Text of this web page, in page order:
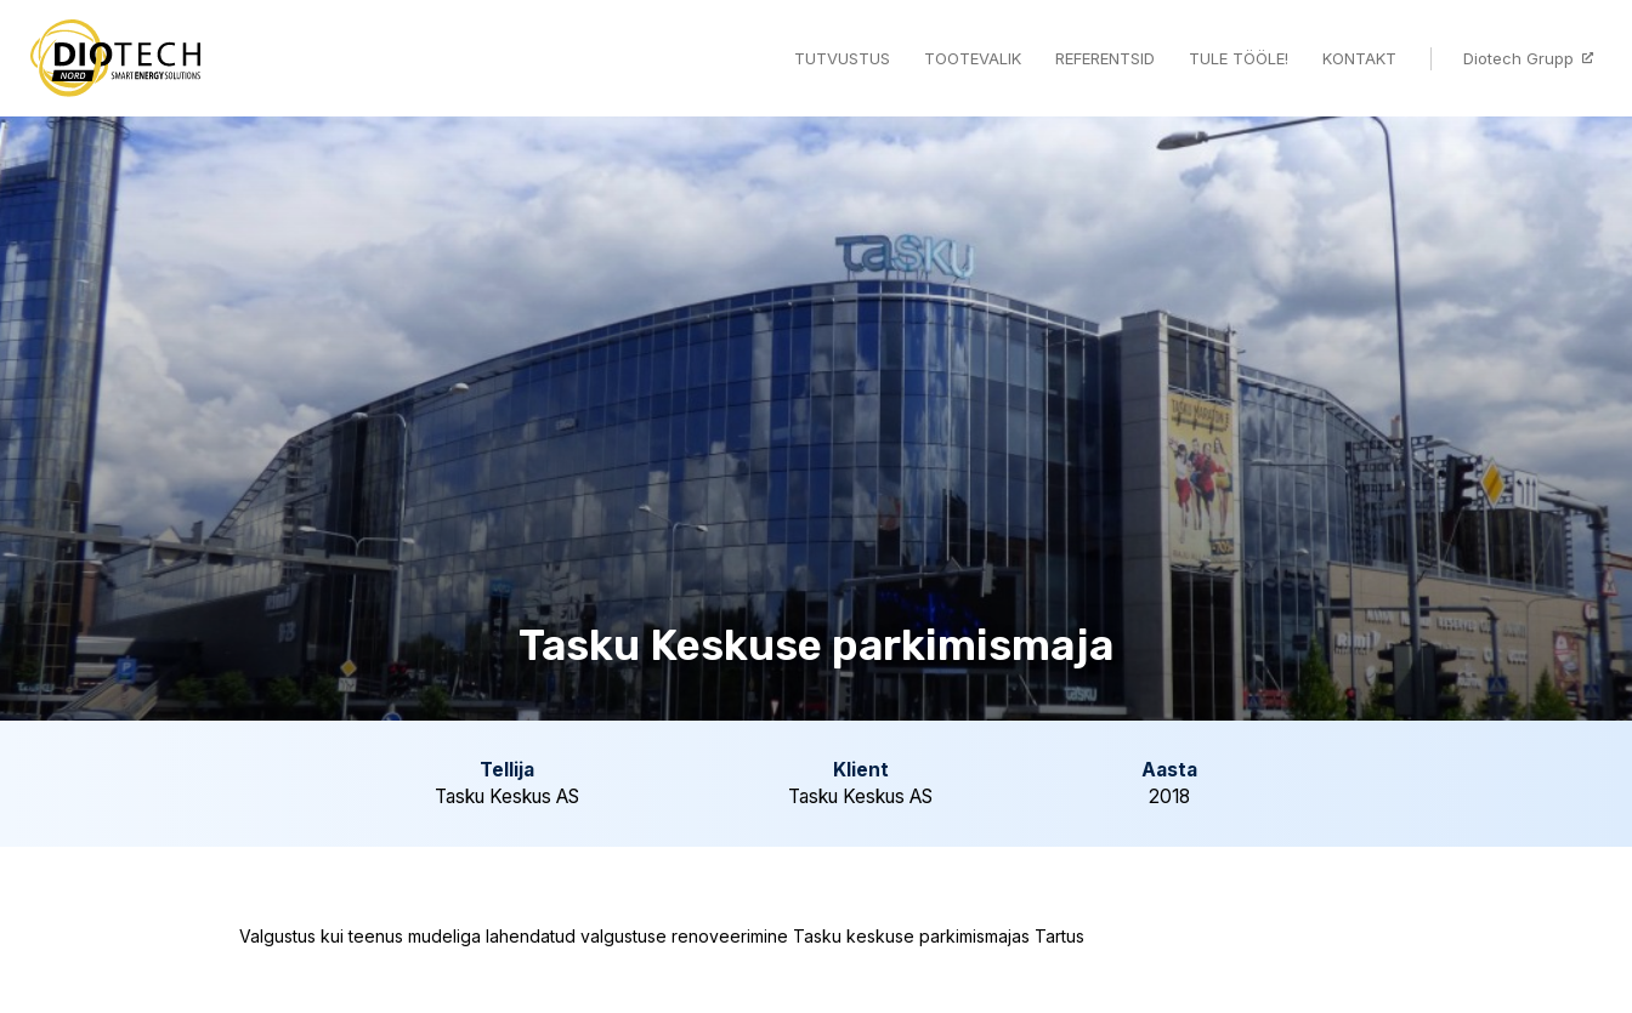
TUTVUSTUS TOOTEVALIK REFERENTSID TULE TÖÖLE! KONTAKT Diotech Grupp
Tasku Keskuse parkimismaja
Tellija
Tasku Keskus AS
Klient
Tasku Keskus AS
Aasta
2018
Valgustus kui teenus mudeliga lahendatud valgustuse renoveerimine Tasku keskuse parkimismajas Tartus